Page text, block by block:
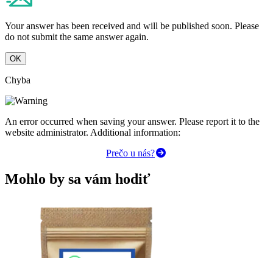
Your answer has been received and will be published soon. Please
do not submit the same answer again.
OK
Chyba
An error occurred when saving your answer. Please report it to the
website administrator. Additional information:
Prečo u nás?
Mohlo by sa vám hodiť